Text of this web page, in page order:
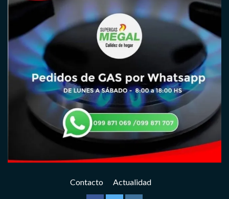
Contacto Actualidad